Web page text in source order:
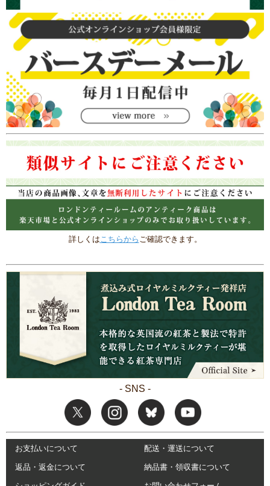
詳しくは こちらから ご確認できます。
- SNS -
お支払いについて 配送・運送について
返品・返金について 納品書・領収書について